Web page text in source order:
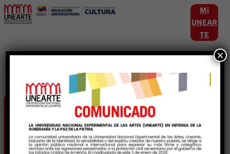
Mi
UNEAR
TE
Etiqueta:
ExperienciasAcademicas
×